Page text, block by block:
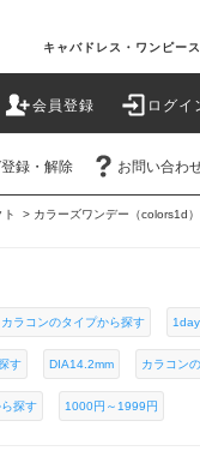
キャバドレス・ワンピー
会員登録 ログイ
録・解除 お問い合わ
> カラーズワンデー（colors1d）
カラコンのタイプから探す 1day
す DIA14.2mm カラコン
探す 1000円～1999円